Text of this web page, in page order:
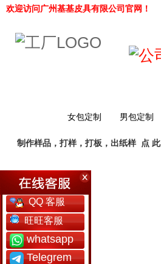
欢迎访问广州基基皮具有限公司官网！
女包定制 男包定制
工厂简介
制作样品，打样，打板，出纸样 点 此
QQ 客服
旺旺客服
whatsapp
Telegrem